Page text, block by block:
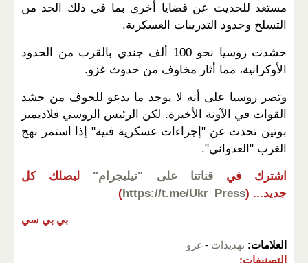
مستعد للحديث عن قضايا أخرى بما في ذلك الحد من
التسلح وحدود التدريبات العسكرية.
حشدت روسيا نحو 100 ألف جندي بالقرب من الحدود
الأوكرانية، مما أثار مخاوف من حدوث غزو.
وتصر روسيا على أنه لا يوجد ما يدعو للخوف من حشد
القوات في الآونة الأخيرة. لكن الرئيس الروسي فلاديمير
بوتين تحدث عن "إجراءات عسكرية فنية" إذا استمر نهج
الغرب "العدواني".
اشترك في قناتنا على "تيليجرام"
ليصلك كل
جديد... (
https://t.me/Ukr_Press
)
بي بي سي
العلامات: تهديدات - غزو
التصنيفات: